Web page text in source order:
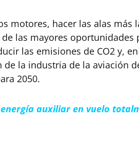
motores, hacer las alas más
las mayores oportunidades
las emisiones de CO2 y,
la industria de la aviación
2050.
auxiliar en vuelo